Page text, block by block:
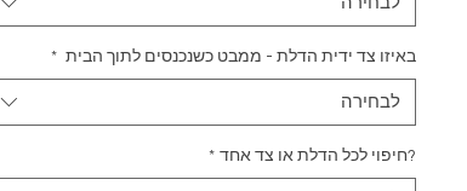
באיזו צד ידית הדלת - ממבט כשנכנסים לתוך הבית *
לבחירה
?חיפוי לכל הדלת או צד אחד *